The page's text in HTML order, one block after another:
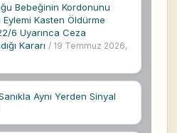
Bebeğinin Kordonunu
Kasten Öldürme
6 Uyarınca Ceza
Kararı / 19 Temmuz 2026,
Aynı Yerden Sinyal